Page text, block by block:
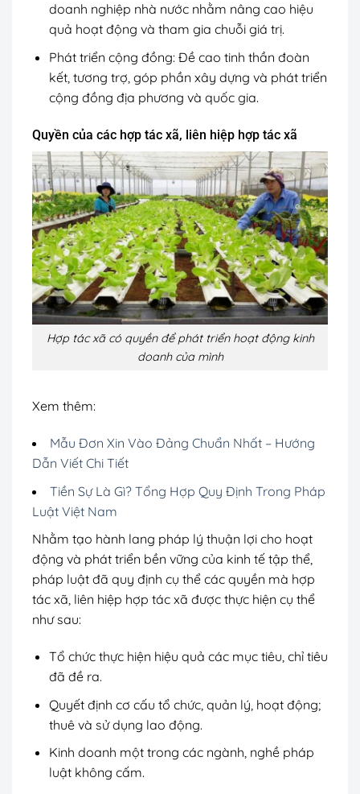
doanh nghiệp nhà nước nhằm nâng cao hiệu
quả hoạt động và tham gia chuỗi giá trị.
Phát triển cộng đồng: Đề cao tinh thần đoàn
kết, tương trợ, góp phần xây dựng và phát triển
cộng đồng địa phương và quốc gia.
Quyền của các hợp tác xã, liên hiệp hợp tác xã
Hợp tác xã có quyền để phát triển hoạt động kinh
doanh của mình
Xem thêm:
Mẫu Đơn Xin Vào Đảng Chuẩn Nhất – Hướng
Dẫn Viết Chi Tiết
Tiền Sự Là Gì? Tổng Hợp Quy Định Trong Pháp
Luật Việt Nam
Nhằm tạo hành lang pháp lý thuận lợi cho hoạt
động và phát triển bền vững của kinh tế tập thể,
pháp luật đã quy định cụ thể các quyền mà hợp
tác xã, liên hiệp hợp tác xã được thực hiện cụ thể
như sau:
Tổ chức thực hiện hiệu quả các mục tiêu, chỉ tiêu
đã đề ra.
Quyết định cơ cấu tổ chức, quản lý, hoạt động;
thuê và sử dụng lao động.
Kinh doanh một trong các ngành, nghề pháp
luật không cấm.